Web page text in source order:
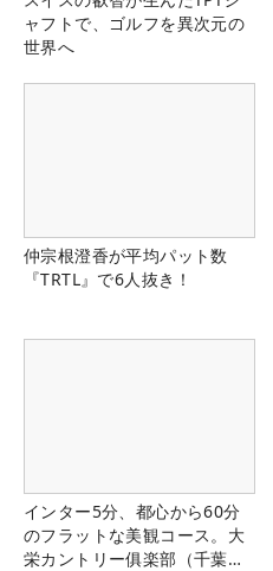
ャフトで、ゴルフを異次元の
世界へ
仲宗根澄香が平均パット数
『TRTL』で6人抜き！
インター5分、都心から60分
のフラットな美観コース。大
栄カントリー俱楽部（千葉